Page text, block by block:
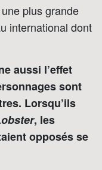
plus grande
international dont
aussi l’effet
sont
Lorsqu’ils
, les
opposés se